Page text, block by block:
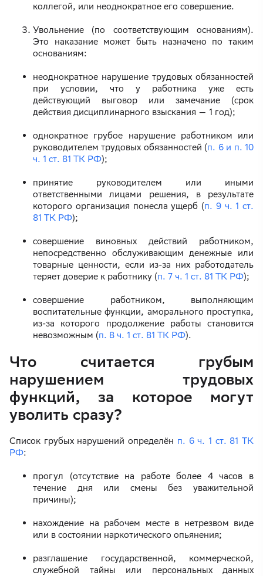
коллегой, или неоднократное его совершение.
Увольнение (по соответствующим основаниям).
Это наказание может быть назначено по таким
основаниям:
неоднократное нарушение трудовых обязанностей
при условии, что у работника уже есть
действующий выговор или замечание (срок
действия дисциплинарного взыскания — 1 год);
однократное грубое нарушение работником или
руководителем трудовых обязанностей (п. 6 и п. 10
ч. 1 ст. 81 ТК РФ);
принятие руководителем или иными
ответственными лицами решения, в результате
которого организация понесла ущерб (п. 9 ч. 1 ст.
81 ТК РФ);
совершение виновных действий работником,
непосредственно обслуживающим денежные или
товарные ценности, если из-за них работодатель
теряет доверие к работнику (п. 7 ч. 1 ст. 81 ТК РФ);
совершение работником, выполняющим
воспитательные функции, аморального проступка,
из-за которого продолжение работы становится
невозможным (п. 8 ч. 1 ст. 81 ТК РФ).
Что считается грубым
нарушением трудовых
функций, за которое могут
уволить сразу?
Список грубых нарушений определён п. 6 ч. 1 ст. 81 ТК
РФ:
прогул (отсутствие на работе более 4 часов в
течение дня или смены без уважительной
причины);
нахождение на рабочем месте в нетрезвом виде
или в состоянии наркотического опьянения;
разглашение государственной, коммерческой,
служебной тайны или персональных данных